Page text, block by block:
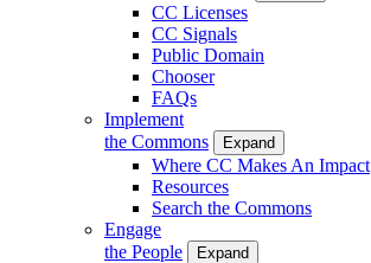
CC Licenses
CC Signals
Public Domain
Chooser
FAQs
Implement
the Commons
Expand
Where CC Makes An Impact
Resources
Search the Commons
Engage
the People
Expand